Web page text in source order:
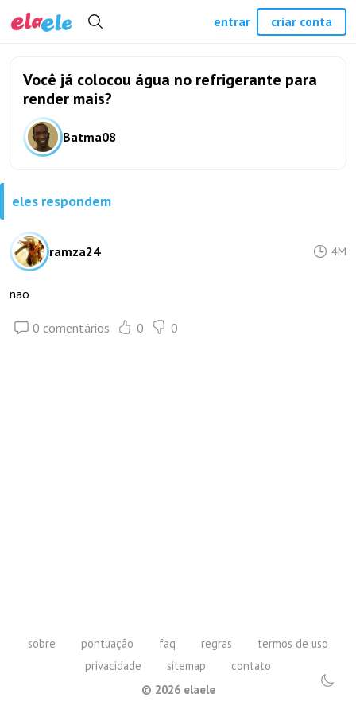
Você já colocou água no refrigerante para
render mais?
Batma08
eles respondem
ramza24 4M
nao
0 comentários 0 0
sobre pontuação faq regras
termos de uso
privacidade
sitemap
contato
© 2026elaele
entrar criar conta